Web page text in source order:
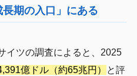
期の入口」にある
イツの調査によると、2025
億ドル（約65兆円）
と評